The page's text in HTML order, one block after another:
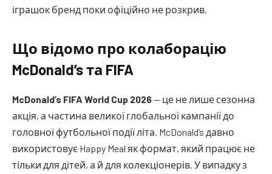
іграшок бренд поки офіційно не розкрив.
Що відомо про колаборацію
McDonald’s та FIFA
McDonald’s FIFA World Cup 2026— це не лише сезонна
акція, а частина великої глобальної кампанії до
головної футбольної події літа. McDonald’s давно
використовує Happy Meal як формат, який працює не
тільки для дітей, а й для колекціонерів. У випадку з